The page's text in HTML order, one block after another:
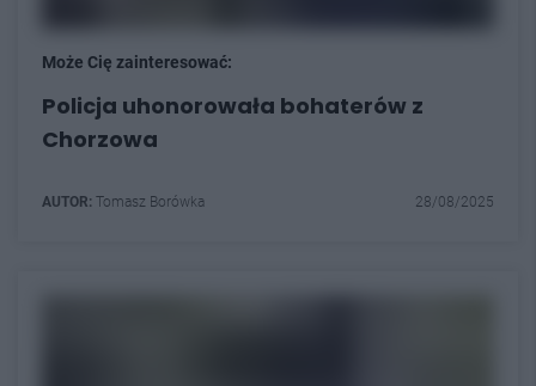
Może Cię zainteresować:
Policja uhonorowała bohaterów z
Chorzowa
AUTOR: Tomasz Borówka 28/08/2025